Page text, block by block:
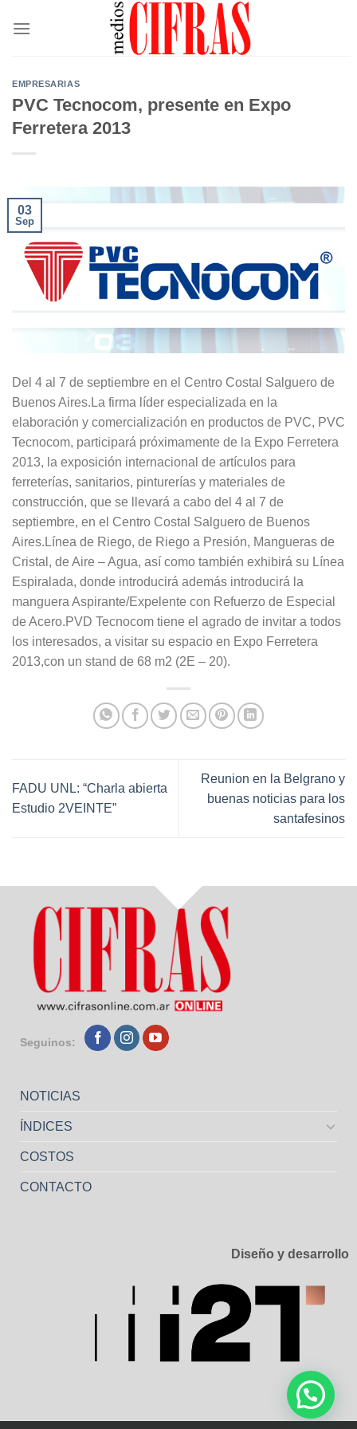
EMPRESARIAS
PVC Tecnocom, presente en Expo
Ferretera 2013
03
Sep
Del 4 al 7 de septiembre en el Centro Costal Salguero de
Buenos Aires.La firma líder especializada en la
elaboración y comercialización en productos de PVC, PVC
Tecnocom, participará próximamente de la Expo Ferretera
2013, la exposición internacional de artículos para
ferreterías, sanitarios, pinturerías y materiales de
construcción, que se llevará a cabo del 4 al 7 de
septiembre, en el Centro Costal Salguero de Buenos
Aires.Línea de Riego, de Riego a Presión, Mangueras de
Cristal, de Aire – Agua, así como también exhibirá su Línea
Espiralada, donde introducirá además introducirá la
manguera Aspirante/Expelente con Refuerzo de Especial
de Acero.PVD Tecnocom tiene el agrado de invitar a todos
los interesados, a visitar su espacio en Expo Ferretera
2013,con un stand de 68 m2 (2E – 20).
FADU UNL: “Charla abierta
Estudio 2VEINTE”
Reunion en la Belgrano y
buenas noticias para los
santafesinos
Seguinos:
NOTICIAS
ÍNDICES
COSTOS
CONTACTO
Diseño y desarrollo